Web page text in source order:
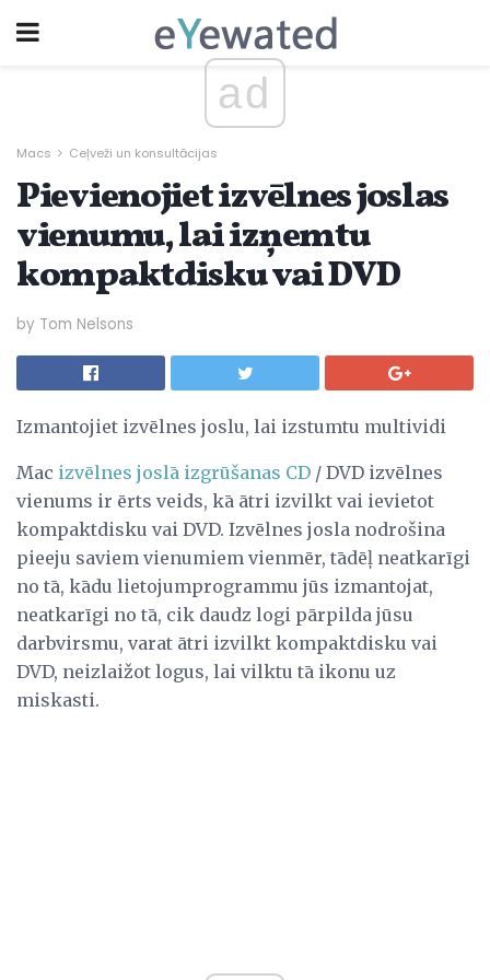
ad
Macs Ceļveži un konsultācijas
Pievienojiet izvēlnes joslas
vienumu, lai izņemtu
kompaktdisku vai DVD
by Tom Nelsons
Izmantojiet izvēlnes joslu, lai izstumtu multividi
Mac izvēlnes joslā izgrūšanas CD / DVD izvēlnes
vienums ir ērts veids, kā ātri izvilkt vai ievietot
kompaktdisku vai DVD. Izvēlnes josla nodrošina
pieeju saviem vienumiem vienmēr, tādēļ neatkarīgi
no tā, kādu lietojumprogrammu jūs izmantojat,
neatkarīgi no tā, cik daudz logi pārpilda jūsu
darbvirsmu, varat ātri izvilkt kompaktdisku vai
DVD, neizlaižot logus, lai vilktu tā ikonu uz
miskasti.